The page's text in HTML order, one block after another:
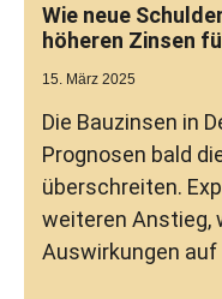
Wie neue
höheren Zinsen
15. März 2025
Die Bauzinsen in
Prognosen bald
überschreiten.
weiteren Anstieg,
Auswirkungen auf